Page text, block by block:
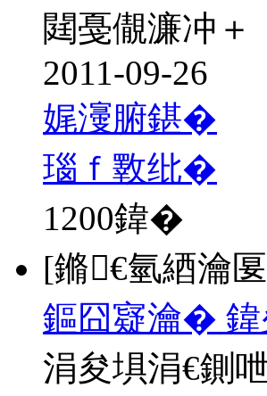
閮戞儬濂冲＋
2011-09-26
娓濅腑鍖�
瑙ｆ斁纰�
1200鍏�
[鏅€氫綇瀹匽
鏂囧寲瀹�
涓夋埧涓€鍘